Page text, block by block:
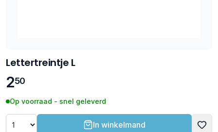
Lettertreintje L
250
Op voorraad - snel geleverd
In winkelmand